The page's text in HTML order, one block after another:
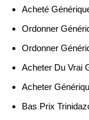
Acheté
Ordonner
Ordonner
Acheter Du Vrai
Acheter
Bas Prix